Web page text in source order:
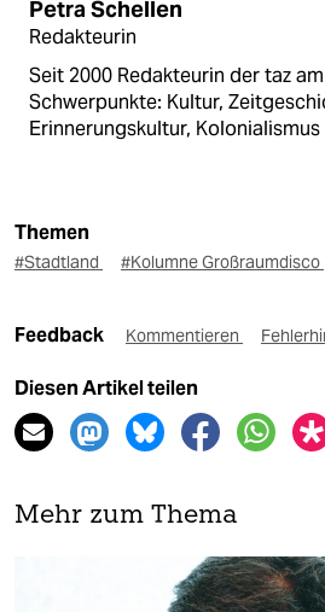
Petra Schellen
Redakteurin
Seit 2000 Redakteurin der taz
Schwerpunkte: Kultur,
Erinnerungskultur, Kolonialismus
Themen
#Stadtland #Kolumne Großraumdisco
Feedback Kommentieren
Diesen Artikel teilen
Mehr zum Thema